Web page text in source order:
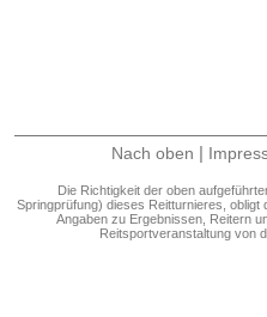
Nach oben |
Die Richtigkeit der oben
Springprüfung) dieses Reitturnieres, obligt
Angaben zu Ergebnissen, Reitern
Reitsportveranstaltung von